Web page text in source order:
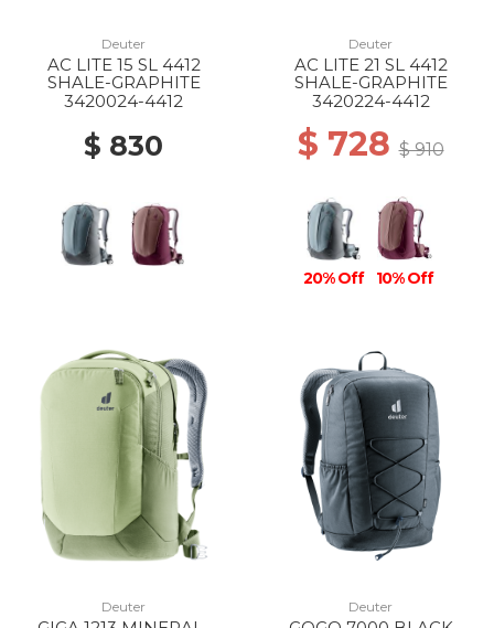
Deuter
AC LITE 15 SL 4412
SHALE-GRAPHITE
3420024-4412
$ 830
Deuter
AC LITE 21 SL 4412
SHALE-GRAPHITE
3420224-4412
$ 728$ 910
20% Off 10% Off
Deuter Deuter